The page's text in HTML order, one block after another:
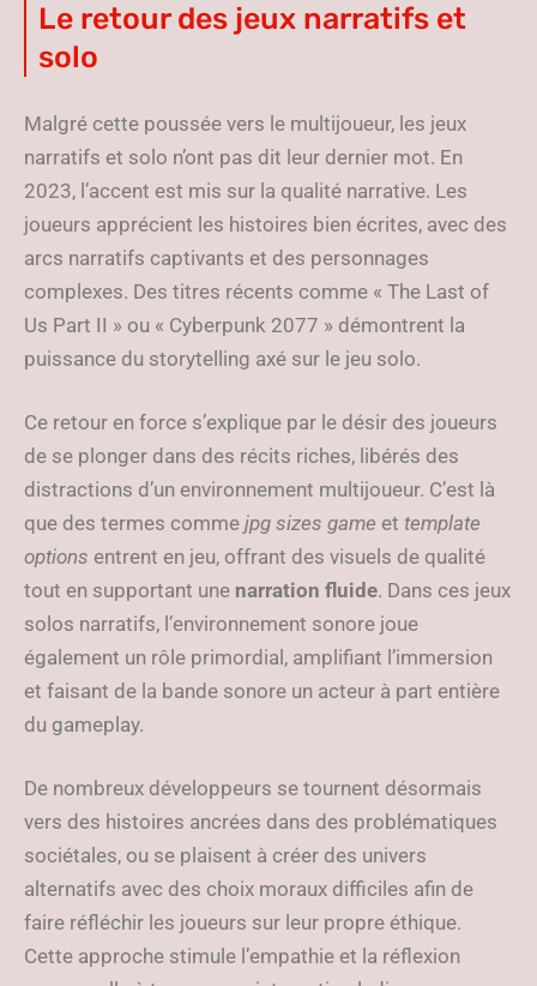
Le retour des jeux narratifs et
solo
Malgré cette poussée vers le multijoueur, les jeux
narratifs et solo n’ont pas dit leur dernier mot. En
2023, l’accent est mis sur la qualité narrative. Les
joueurs apprécient les histoires bien écrites, avec des
arcs narratifs captivants et des personnages
complexes. Des titres récents comme « The Last of
Us Part II » ou « Cyberpunk 2077 » démontrent la
puissance du storytelling axé sur le jeu solo.
Ce retour en force s’explique par le désir des joueurs
de se plonger dans des récits riches, libérés des
distractions d’un environnement multijoueur. C’est là
que des termes comme jpg sizes game et template
options entrent en jeu, offrant des visuels de qualité
tout en supportant une narration fluide. Dans ces jeux
solos narratifs, l’environnement sonore joue
également un rôle primordial, amplifiant l’immersion
et faisant de la bande sonore un acteur à part entière
du gameplay.
De nombreux développeurs se tournent désormais
vers des histoires ancrées dans des problématiques
sociétales, ou se plaisent à créer des univers
alternatifs avec des choix moraux difficiles afin de
faire réfléchir les joueurs sur leur propre éthique.
Cette approche stimule l’empathie et la réflexion